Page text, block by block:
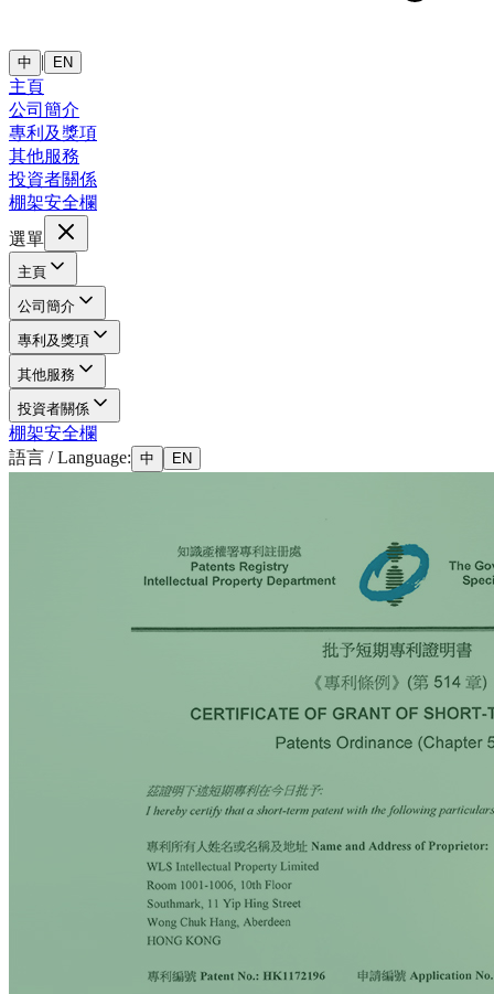
中 | EN
主頁
公司簡介
專利及獎項
其他服務
投資者關係
棚架安全欄
選單
主頁
公司簡介
專利及獎項
其他服務
投資者關係
棚架安全欄
語言 / Language: 中 EN